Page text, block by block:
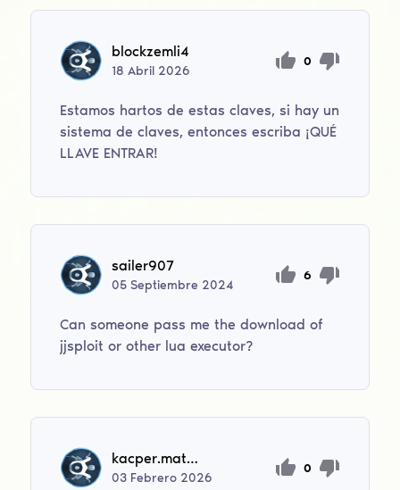
blockzemli4
18Abril 2026
0
Estamos hartos de estas claves, si hay un
sistema de claves, entonces escriba ¡QUÉ
LLAVE ENTRAR!
sailer907
05Septiembre 2024
6
Can someone pass me the download of
jjsploit or other lua executor?
kacper.matusik10
03 Febrero 2026
0